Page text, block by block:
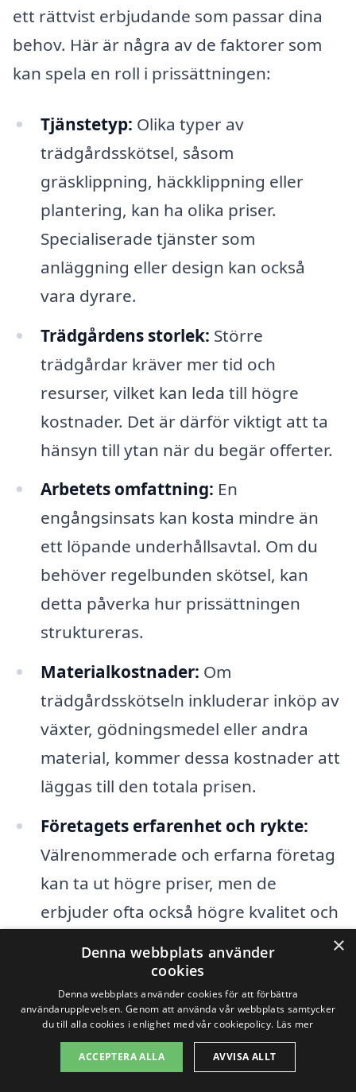
ett rättvist erbjudande som passar dina
behov. Här är några av de faktorer som
kan spela en roll i prissättningen:
Tjänstetyp: Olika typer av
trädgårdsskötsel, såsom
gräsklippning, häckklippning eller
plantering, kan ha olika priser.
Specialiserade tjänster som
anläggning eller design kan också
vara dyrare.
Trädgårdens storlek: Större
trädgårdar kräver mer tid och
resurser, vilket kan leda till högre
kostnader. Det är därför viktigt att ta
hänsyn till ytan när du begär offerter.
Arbetets omfattning: En
engångsinsats kan kosta mindre än
ett löpande underhållsavtal. Om du
behöver regelbunden skötsel, kan
detta påverka hur prissättningen
struktureras.
Materialkostnader: Om
trädgårdsskötseln inkluderar inköp av
växter, gödningsmedel eller andra
material, kommer dessa kostnader att
läggas till den totala prisen.
Företagets erfarenhet och rykte:
Välrenommerade och erfarna företag
kan ta ut högre priser, men de
erbjuder ofta också högre kvalitet och
När du överväger trädgårdsskötsel i
Nyköping är det klokt att samla in flera
offerter för att jämföra priser och tjänster.
Genom xn--trdgrdssktsel-pris-
×
Denna webbplats använder
cookies
Denna webbplats använder cookies för att förbättra
användarupplevelsen. Genom att använda vår webbplats samtycker
du till alla cookies i enlighet med vår cookiepolicy. Läs mer
ACCEPTERA ALLA AVVISA ALLT